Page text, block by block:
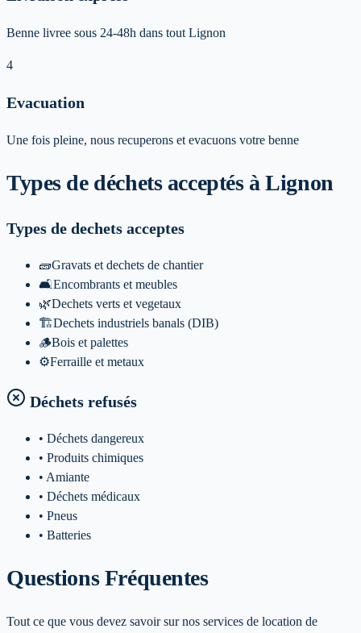
Benne livree sous 24-48h dans tout Lignon
4
Evacuation
Une fois pleine, nous recuperons et evacuons votre benne
Types de déchets acceptés à Lignon
Types de dechets acceptes
🧱Gravats et dechets de chantier
🛋️Encombrants et meubles
🌿Dechets verts et vegetaux
🏗️Dechets industriels banals (DIB)
🪵Bois et palettes
⚙️Ferraille et metaux
Déchets refusés
• Déchets dangereux
• Produits chimiques
• Amiante
• Déchets médicaux
• Pneus
• Batteries
Questions Fréquentes
Tout ce que vous devez savoir sur nos services de location de